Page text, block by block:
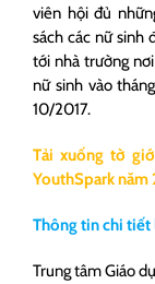
viên hội đủ
sách các nữ sinh
tới nhà trường
nữ sinh vào
10/2017.
Tải xuống tờ
YouthSpark
Thông tin chi tiết
Trung tâm Giáo